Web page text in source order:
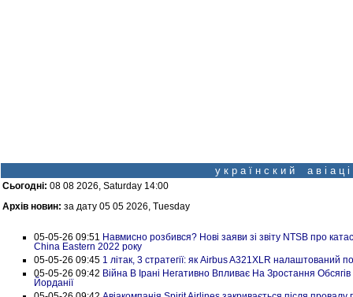
у к р а ї н с к и й а в і а
Сьогодні: 08 08 2026, Saturday 14:00
Архів новин: за дату 05 05 2026, Tuesday
05-05-26 09:51 Навмисно розбився? Нові заяви зі звіту NTSB про
China Eastern 2022 року
05-05-26 09:45 1 літак, 3 стратегії: як Airbus A321XLR налаштований
05-05-26 09:42 Війна В Ірані Негативно Впливає На Зростання
Йорданії